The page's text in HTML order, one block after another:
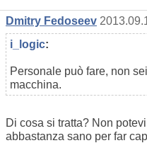
Dmitry Fedoseev
i_logic:
Personale può fare, non
macchina.
Di cosa si tratta? Non
abbastanza sano per far